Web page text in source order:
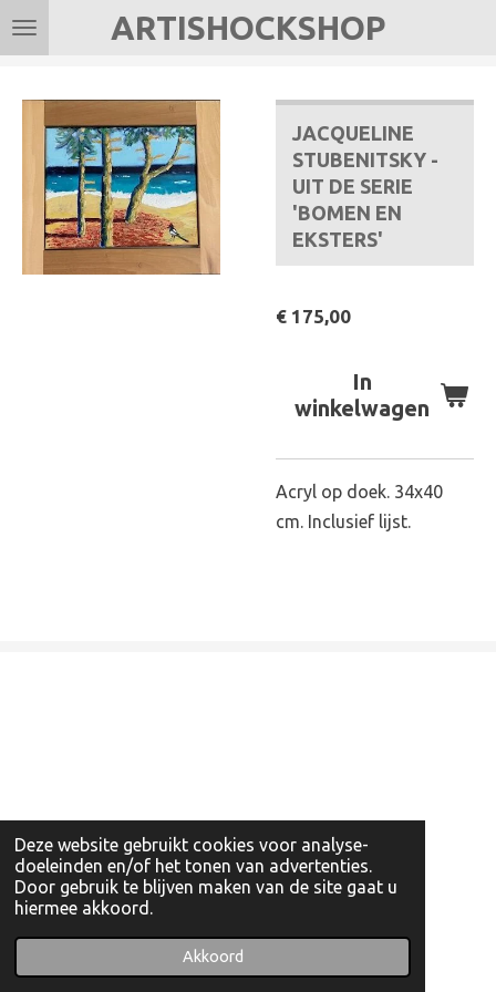
Deze website gebruikt cookies voor analyse-
doeleinden en/of het tonen van advertenties.
Door gebruik te blijven maken van de site gaat u
hiermee akkoord.
Akkoord
Ga
direct
hoofdinhoud
ARTISHOCKSHOP
JACQUELINE
STUBENITSKY -
UIT DE SERIE
'BOMEN EN
EKSTERS'
€ 175,00
In
winkelwagen
Acryl op doek. 34x40
cm. Inclusief lijst.